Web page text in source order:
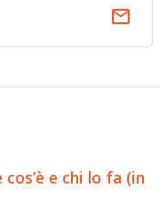
email
e chi lo fa (in